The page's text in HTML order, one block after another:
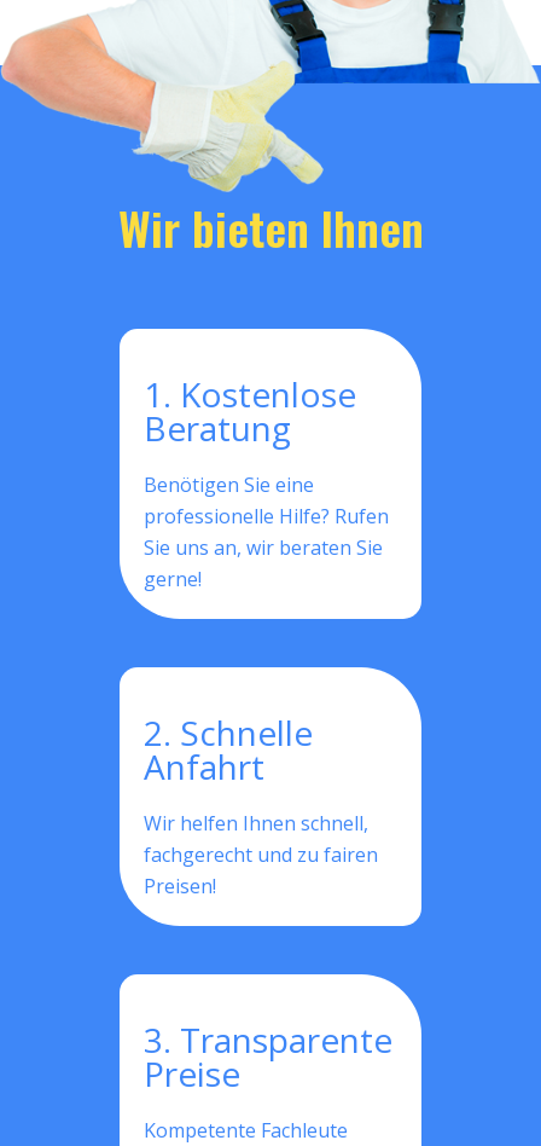
Wir bieten Ihnen
1. Kostenlose
Beratung
Benötigen Sie eine
professionelle Hilfe? Rufen
Sie uns an, wir beraten Sie
gerne!
2. Schnelle
Anfahrt
Wir helfen Ihnen schnell,
fachgerecht und zu fairen
Preisen!
3. Transparente
Preise
Kompetente Fachleute